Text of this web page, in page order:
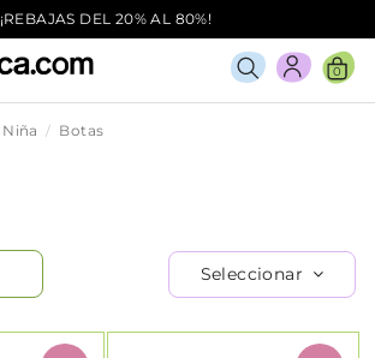
¡REBAJAS DEL 20% AL 80%!
0
Niña Botas
Seleccionar